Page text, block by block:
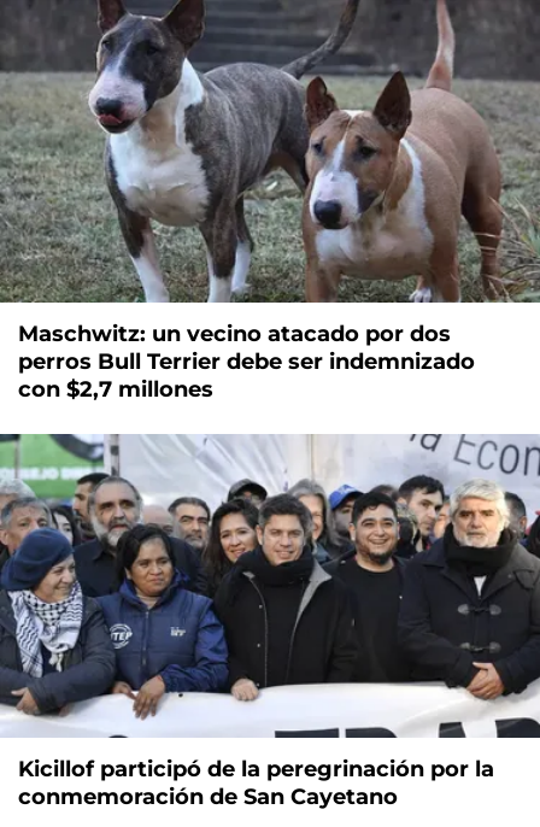
Maschwitz: un vecino atacado por dos
perros Bull Terrier debe ser indemnizado
con $2,7 millones
Kicillof participó de la peregrinación por la
conmemoración de San Cayetano